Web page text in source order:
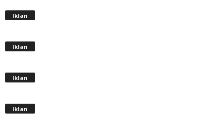
Iklan
Iklan
Iklan
Iklan